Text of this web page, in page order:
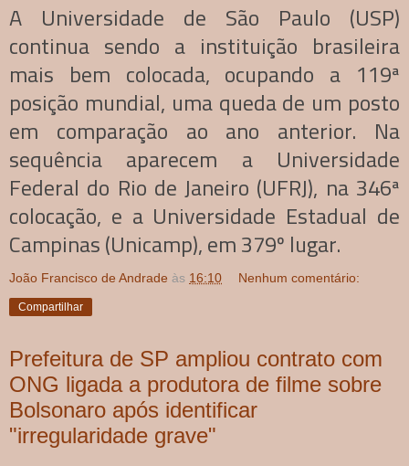
A Universidade de São Paulo (USP)
continua sendo a instituição brasileira
mais bem colocada, ocupando a 119ª
posição mundial, uma queda de um posto
em comparação ao ano anterior. Na
sequência aparecem a Universidade
Federal do Rio de Janeiro (UFRJ), na 346ª
colocação, e a Universidade Estadual de
Campinas (Unicamp), em 379º lugar.
João Francisco de Andrade às 16:10 Nenhum comentário:
Compartilhar
Prefeitura de SP ampliou contrato com
ONG ligada a produtora de filme sobre
Bolsonaro após identificar
"irregularidade grave"